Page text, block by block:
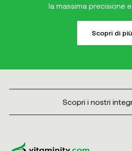
la massima precisione
Scopri di più
Scopri i nostri